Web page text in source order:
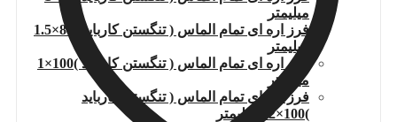
میلیمتر
فرز اره ای تمام الماس ( تنگستن کارباید )80×1.5
میلیمتر
فرز اره ای تمام الماس ( تنگستن کارباید )100×1
میلیمتر
فرز اره ای تمام الماس ( تنگستن کارباید
)100×1.2میلیمتر